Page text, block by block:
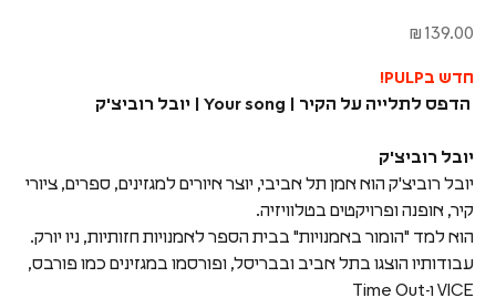
מחיר מבצע
139.00 ₪
חדש בPULP!
הדפס לתלייה על הקיר | Your song | יובל רוביצ'ק
יובל רוביצ'ק
יובל רוביצ'ק הוא אמן תל אביבי, יוצר איורים למגזינים, ספרים, ציורי
קיר, אופנה ופרויקטים בטלוויזיה.
הוא למד "הומור באמנויות" בבית הספר לאמנויות חזותיות, ניו יורק.
עבודותיו הוצגו בתל אביב ובבריסל, ופורסמו במגזינים כמו פורבס,
VICE ו-Time Out